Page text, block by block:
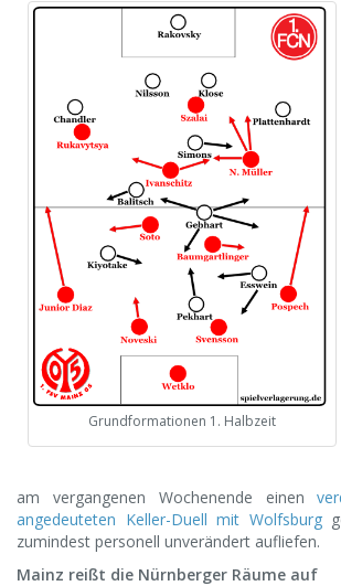
Grundformationen 1. Halbzeit
am vergangenen Wochenende einen
angedeuteten Keller-Duell mit Wolfsburg
zumindest personell unverändert aufliefen.
Mainz reißt die Nürnberger Räume auf